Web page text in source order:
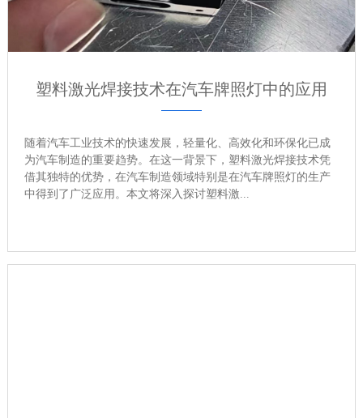
塑料激光焊接技术在汽车牌照灯中的应用
随着汽车工业技术的快速发展，轻量化、高效化和环保化已成
为汽车制造的重要趋势。在这一背景下，塑料激光焊接技术凭
借其独特的优势，在汽车制造领域特别是在汽车牌照灯的生产
中得到了广泛应用。本文将深入探讨塑料激...